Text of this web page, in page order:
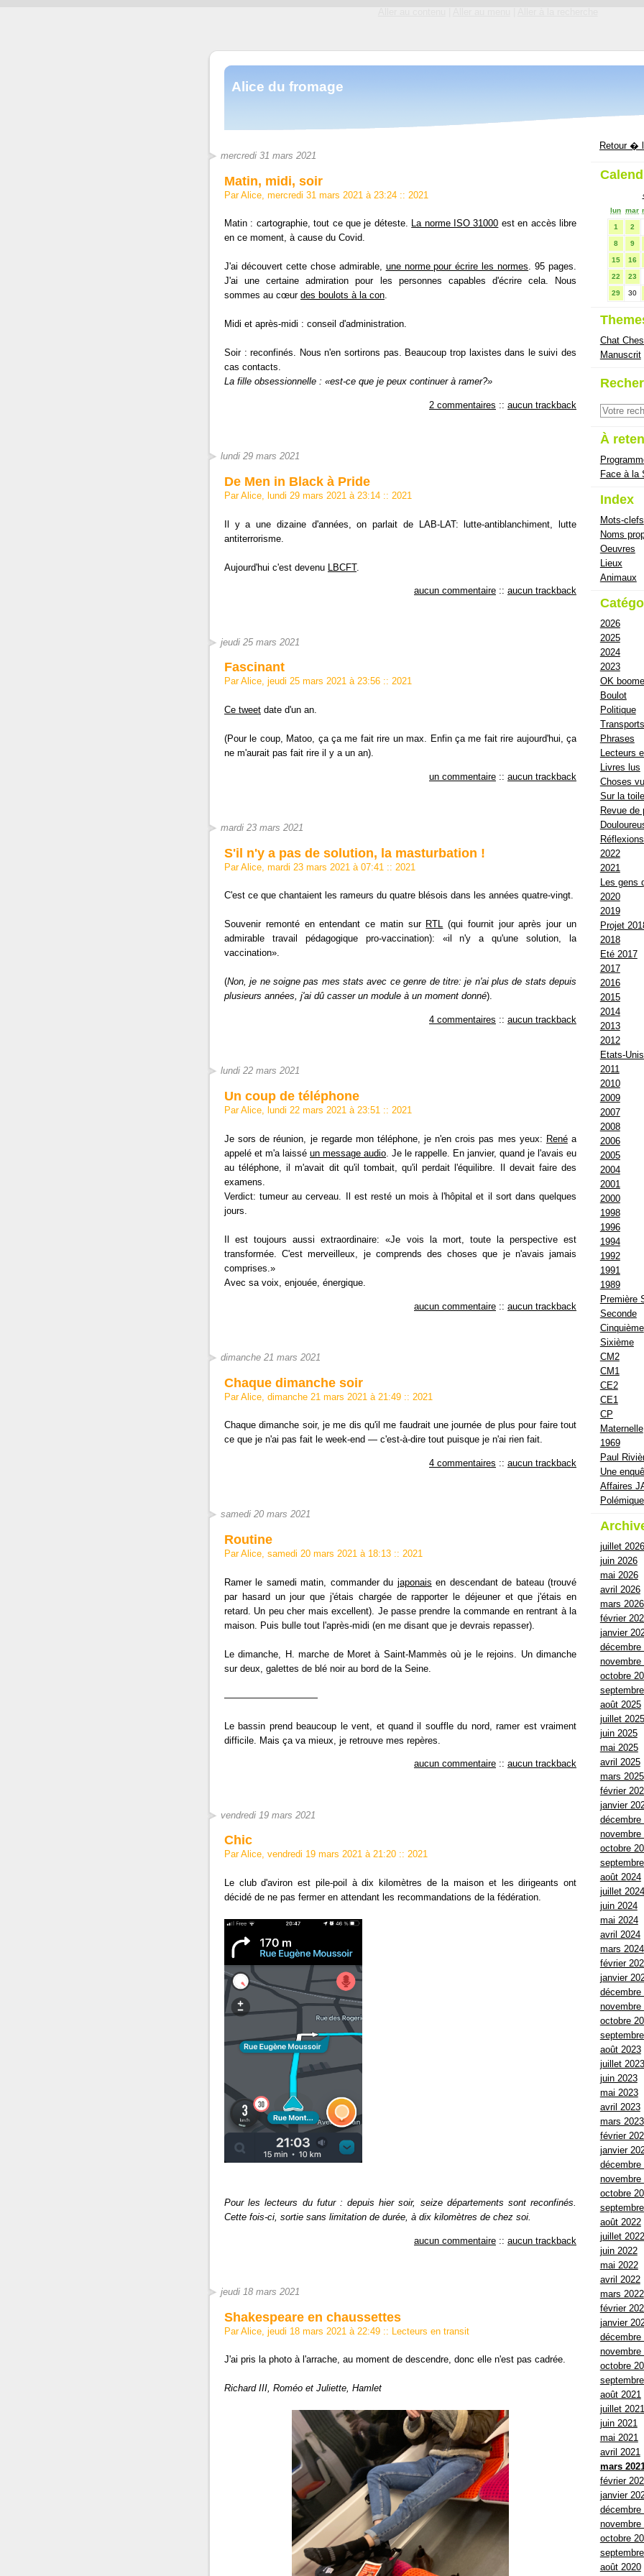
Alice du fromage
mercredi 31 mars 2021
Matin, midi, soir
Par Alice, mercredi 31 mars 2021 à 23:24 :: 2021
Matin : cartographie, tout ce que je déteste. La norme ISO 31000 est en accès libre
en ce moment, à cause du Covid.
J'ai découvert cette chose admirable, une norme pour écrire les normes. 95 pages.
J'ai une certaine admiration pour les personnes capables d'écrire cela. Nous
sommes au cœur des boulots à la con.
Midi et après-midi : conseil d'administration.
Soir : reconfinés. Nous n'en sortirons pas. Beaucoup trop laxistes dans le suivi des
cas contacts.
La fille obsessionnelle : «est-ce que je peux continuer à ramer?»
2 commentaires :: aucun trackback
lundi 29 mars 2021
De Men in Black à Pride
Par Alice, lundi 29 mars 2021 à 23:14 :: 2021
Il y a une dizaine d'années, on parlait de LAB-LAT: lutte-antiblanchiment, lutte
antiterrorisme.
Aujourd'hui c'est devenu LBCFT.
aucun commentaire :: aucun trackback
jeudi 25 mars 2021
Fascinant
Par Alice, jeudi 25 mars 2021 à 23:56 :: 2021
Ce tweet date d'un an.
(Pour le coup, Matoo, ça ça me fait rire un max. Enfin ça me fait rire aujourd'hui, ça
ne m'aurait pas fait rire il y a un an).
un commentaire :: aucun trackback
mardi 23 mars 2021
S'il n'y a pas de solution, la masturbation !
Par Alice, mardi 23 mars 2021 à 07:41 :: 2021
C'est ce que chantaient les rameurs du quatre blésois dans les années quatre-vingt.
Souvenir remonté en entendant ce matin sur RTL (qui fournit jour après jour un
admirable travail pédagogique pro-vaccination): «il n'y a qu'une solution, la
vaccination».
(Non, je ne soigne pas mes stats avec ce genre de titre: je n'ai plus de stats depuis
plusieurs années, j'ai dû casser un module à un moment donné).
4 commentaires :: aucun trackback
lundi 22 mars 2021
Un coup de téléphone
Par Alice, lundi 22 mars 2021 à 23:51 :: 2021
Je sors de réunion, je regarde mon téléphone, je n'en crois pas mes yeux: Renéa
appelé et m'a laissé un message audio . Je le rappelle. En janvier, quand je l'avais eu
au téléphone, il m'avait dit qu'il tombait, qu'il perdait l'équilibre. Il devait faire des
examens.
Verdict: tumeur au cerveau. Il est resté un mois à l'hôpital et il sort dans quelques
jours.
Il est toujours aussi extraordinaire: «Je vois la mort, toute la perspective est
transformée. C'est merveilleux, je comprends des choses que je n'avais jamais
comprises.»
Avec sa voix, enjouée, énergique.
aucun commentaire :: aucun trackback
dimanche 21 mars 2021
Chaque dimanche soir
Par Alice, dimanche 21 mars 2021 à 21:49 :: 2021
Chaque dimanche soir, je me dis qu'il me faudrait une journée de plus pour faire tout
ce que je n'ai pas fait le week-end — c'est-à-dire tout puisque je n'ai rien fait.
4 commentaires :: aucun trackback
samedi 20 mars 2021
Routine
Par Alice, samedi 20 mars 2021 à 18:13 :: 2021
Ramer le samedi matin, commander du japonais en descendant de bateau (trouvé
par hasard un jour que j'étais chargée de rapporter le déjeuner et que j'étais en
retard. Un peu cher mais excellent). Je passe prendre la commande en rentrant à la
maison. Puis bulle tout l'après-midi (en me disant que je devrais repasser).
Le dimanche, H. marche de Moret à Saint-Mammès où je le rejoins. Un dimanche
sur deux, galettes de blé noir au bord de la Seine.
——————————
Le bassin prend beaucoup le vent, et quand il souffle du nord, ramer est vraiment
difficile. Mais ça va mieux, je retrouve mes repères.
aucun commentaire :: aucun trackback
vendredi 19 mars 2021
Chic
Par Alice, vendredi 19 mars 2021 à 21:20 :: 2021
Le club d'aviron est pile-poil à dix kilomètres de la maison et les dirigeants ont
décidé de ne pas fermer en attendant les recommandations de la fédération.
Pour les lecteurs du futur : depuis hier soir, seize départements sont reconfinés.
Cette fois-ci, sortie sans limitation de durée, à dix kilomètres de chez soi.
aucun commentaire :: aucun trackback
jeudi 18 mars 2021
Shakespeare en chaussettes
Par Alice, jeudi 18 mars 2021 à 22:49 :: Lecteurs en transit
J'ai pris la photo à l'arrache, au moment de descendre, donc elle n'est pas cadrée.
Richard III, Roméo et Juliette, Hamlet
Retour �
lun mar
1 2
8 9
15 16
22 23
29 30
Chat
Manuscrit
À
Face à la
Index
Mots-clefs
Noms
Oeuvres
Lieux
Animaux
2026
2025
2024
2023
OK
Boulot
Politique
Phrases
Lecteurs
Livres lus
Choses
Sur la toile
Revue de
2022
2021
Les gens
2020
2019
Projet
2018
Eté 2017
2017
2016
2015
2014
2013
2012
Etats-
2011
2010
2009
2007
2008
2006
2005
2004
2001
2000
1998
1996
1994
1992
1991
1989
Première
Seconde
Cinquième
Sixième
CM2
CM1
CE2
CE1
CP
Maternelle
1969
Paul
Une
Affaires
juillet 2026
juin 2026
mai 2026
avril 2026
mars 2026
février
janvier
décembre
novembre
octobre
août 2025
juillet 2025
juin 2025
mai 2025
avril 2025
mars 2025
février
janvier
décembre
novembre
octobre
août 2024
juillet 2024
juin 2024
mai 2024
avril 2024
mars 2024
février
janvier
décembre
novembre
octobre
août 2023
juillet 2023
juin 2023
mai 2023
avril 2023
mars 2023
février
janvier
décembre
novembre
octobre
août 2022
juillet 2022
juin 2022
mai 2022
avril 2022
mars 2022
février
janvier
décembre
novembre
octobre
août 2021
juillet 2021
juin 2021
mai 2021
avril 2021
mars
février
janvier
décembre
novembre
octobre
août 2020